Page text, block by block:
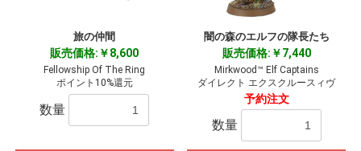
旅の仲間
販売価格:￥8,600
Fellowship Of The Ring
ポイント10%還元
数量
闇の森のエルフの隊長たち
販売価格:￥7,440
Mirkwood™ Elf Captains
ダイレクト エクスクルースィヴ
予約注文
数量